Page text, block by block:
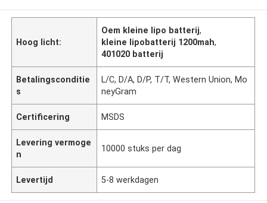
Hoog licht:
Oem kleine lipo batterij,
kleine lipobatterij 1200mah,
401020 batterij
Betalingsconditie
s
L/C, D/A, D/P, T/T, Western Union, Mo
neyGram
Certificering MSDS
Levering vermoge
n
10000 stuks per dag
Levertijd 5-8 werkdagen